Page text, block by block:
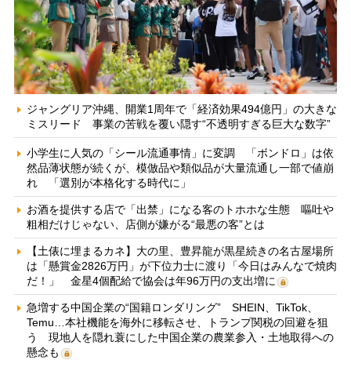
ジャングリア沖縄、開業1周年で「経済効果494億円」の大きな
ミスリード 事業の苦戦を覆い隠す“不透明すぎる巨大な数字”
小学生に人気の「シール流通事情」に変調 「ボンドロ」は依
然品薄状態が続くが、模倣品や類似品が大量流通し一部で値崩
れ 「選別が本格化する時代に」
お酒を提供する店で「出禁」になる客のトホホな生態 嘔吐や
粗相だけじゃない、店側が嫌がる“最悪の客”とは
【土俵に埋まるカネ】大の里、豊昇龍が黒星続きの名古屋場所
は「懸賞金2826万円」が下位力士に渡り「今日はみんなで焼肉
だ！」 金星4個配給で協会は年96万円の支出増に
急増する中国企業の“国籍ロンダリング” SHEIN、TikTok、
Temu…本社機能を海外に移転させ、トランプ関税の回避を狙
う 現地人を隠れ蓑にした中国企業の農業参入・土地取得への
懸念も